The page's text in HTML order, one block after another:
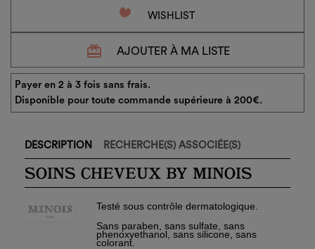
favorite_border WISHLIST
redeem AJOUTER À MA LISTE
Payer en 2 à 3 fois sans frais.
Disponible pour toute commande supérieure à 200€.
DESCRIPTION RECHERCHE(S) ASSOCIÉE(S)
SOINS CHEVEUX BY MINOIS
Testé sous contrôle dermatologique.
Sans paraben, sans sulfate, sans
phenoxyethanol, sans silicone, sans
colorant.